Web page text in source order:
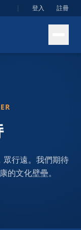
| 登入 註冊
眾行遠。我們期待
的文化壁壘。